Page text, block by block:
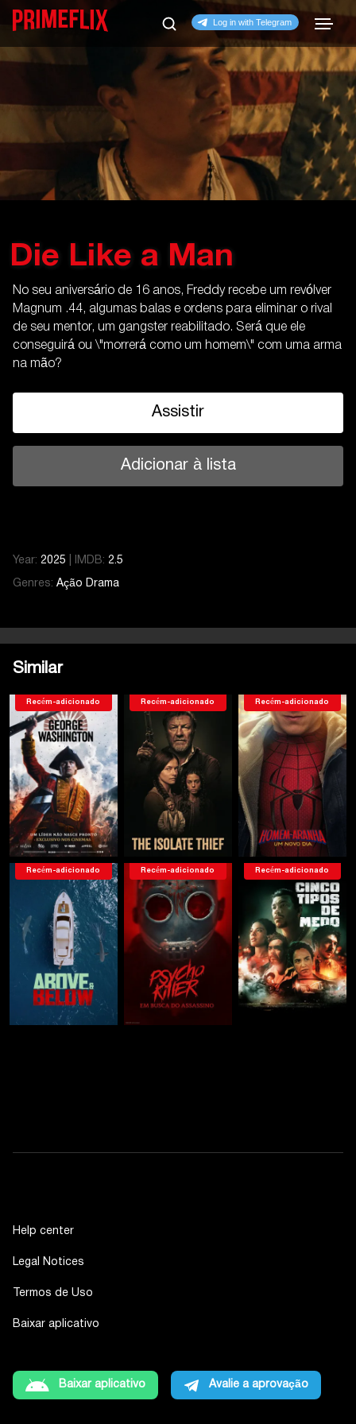
Die Like a Man
No seu aniversário de 16 anos, Freddy recebe um revólver
Magnum .44, algumas balas e ordens para eliminar o rival
de seu mentor, um gangster reabilitado. Será que ele
conseguirá ou \"morrerá como um homem\" com uma arma
na mão?
Assistir
Adicionar à lista
Year: 2025 IMDB: 2.5
Genres: Ação Drama
Similar
Recém-adicionado Recém-adicionado Recém-adicionado
Recém-adicionado Recém-adicionado Recém-adicionado
Help center
Legal Notices
Termos de Uso
Baixar aplicativo
Baixar aplicativo Avalie a aprovação